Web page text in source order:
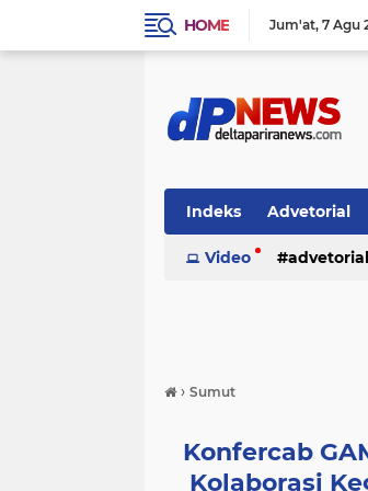
HOME Jum'at 7 Agu
Indeks Advetorial
Video advetorial
› Sumut
Konfercab
Kolaborasi